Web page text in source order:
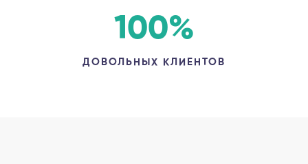
100%
ДОВОЛЬНЫХ КЛИЕНТОВ